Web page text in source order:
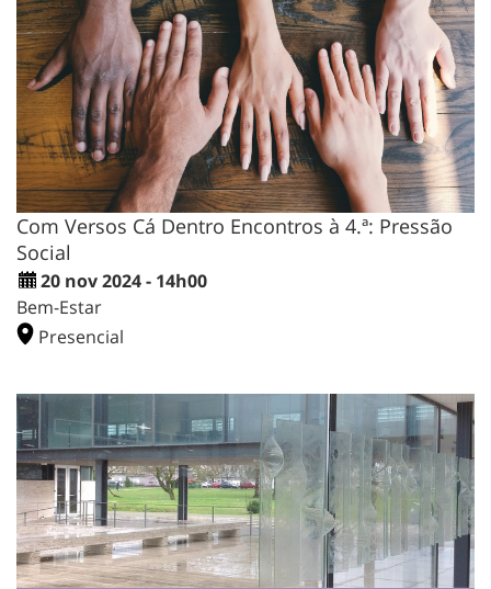
Com Versos Cá Dentro Encontros à 4.ª: Pressão
Social
20 nov 2024 - 14h00
Bem-Estar
Presencial